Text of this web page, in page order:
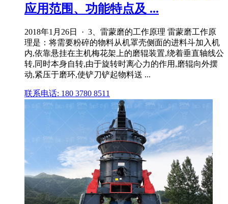
应用范围、功能特点及 ...
2018年1月26日 · 3、雷蒙磨的工作原理 雷蒙磨工作原
理是：将需要粉碎的物料从机罩壳侧面的进料斗加入机
内,依靠悬挂在主机梅花架上的磨辊装置,绕着垂直轴线公
转,同时本身自转,由于旋转时离心力的作用,磨辊向外摆
动,紧压于磨环,使铲刀铲起物料送 ...
联系电话: 180 3780 8511